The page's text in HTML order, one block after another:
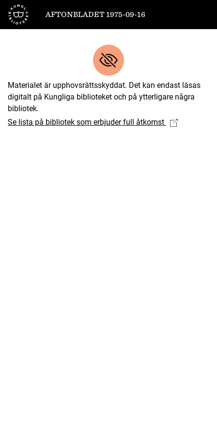
Till startsidan
AFTONBLADET 1975-09-16
Materialet är upphovsrättsskyddat. Det kan endast läsas
digitalt på Kungliga biblioteket och på ytterligare några
bibliotek.
Se lista på bibliotek som erbjuder full åtkomst